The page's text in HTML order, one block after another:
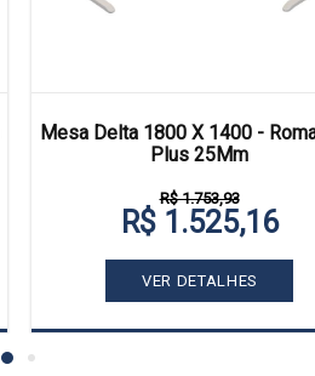
Mesa Delta 1800 X 1400 -
Plus 25Mm
R$ 1.753,93
R$ 1.525,16
VER DETALHES